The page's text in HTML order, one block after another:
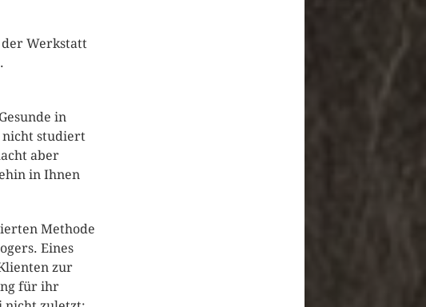
der Werkstatt
in
nicht studiert
aber
in Ihnen
Methode
Eines
zur
für ihr